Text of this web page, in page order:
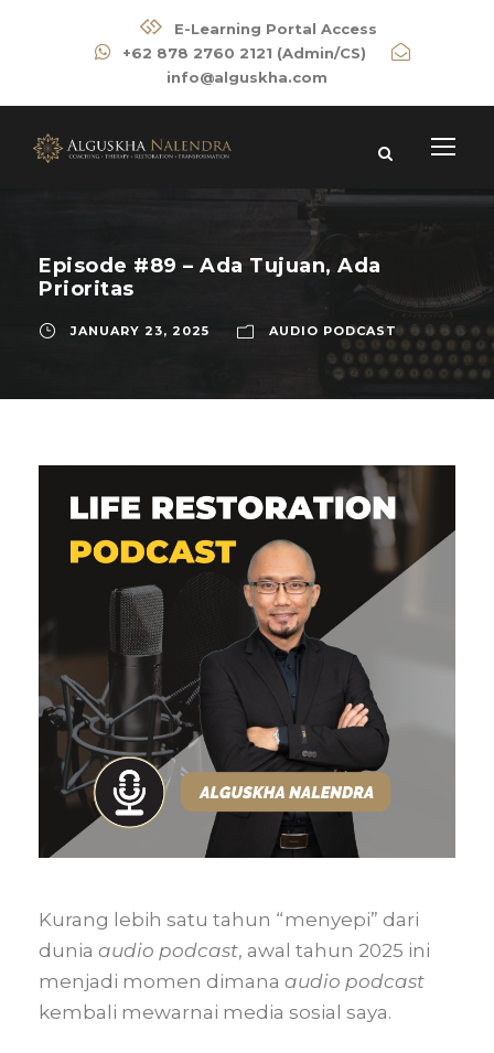
E-Learning Portal Access
+62 878 2760 2121 (Admin/CS)
info@alguskha.com
Episode #89 – Ada Tujuan, Ada
Prioritas
JANUARY 23, 2025 AUDIO PODCAST
Kurang lebih satu tahun “menyepi” dari
dunia audio podcast, awal tahun 2025 ini
menjadi momen dimana audio podcast
kembali mewarnai media sosial saya.